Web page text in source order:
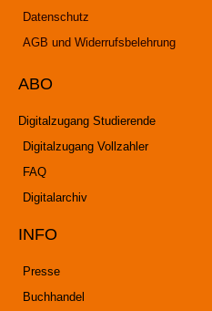
Datenschutz
AGB und Widerrufsbelehrung
ABO
Digitalzugang Studierende
Digitalzugang Vollzahler
FAQ
Digitalarchiv
INFO
Presse
Buchhandel